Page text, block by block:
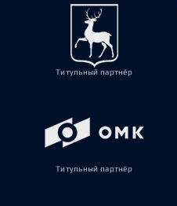
Титульный партнёр
Титульный партнёр